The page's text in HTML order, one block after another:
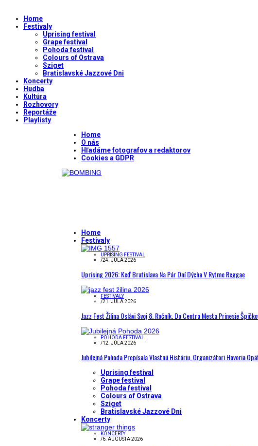
Home
Festivaly
Uprising festival
Grape festival
Pohoda festival
Colours of Ostrava
Sziget
Bratislavské Jazzové Dni
Koncerty
Hudba
Kultúra
Rozhovory
Reportáže
Playlisty
Home
O nás
Hľadáme fotografov a redaktorov
Cookies a GDPR
Home
Festivaly
UPRISING FESTIVAL
/24. JÚLA 2026
Uprising 2026: Keď Bratislava Na Pár Dní Dýcha V Rytme Reggae
FESTIVALY
/21. JÚLA 2026
Jazz Fest Žilina Oslávi Svoj 8. Ročník. Do Centra Mesta Prinesie
POHODA FESTIVAL
/12. JÚLA 2026
Jubilejná Pohoda Prepísala Vlastnú Históriu, Organizátori Hovoria
Uprising festival
Grape festival
Pohoda festival
Colours of Ostrava
Sziget
Bratislavské Jazzové Dni
Koncerty
KONCERTY
/6. AUGUSTA 2026